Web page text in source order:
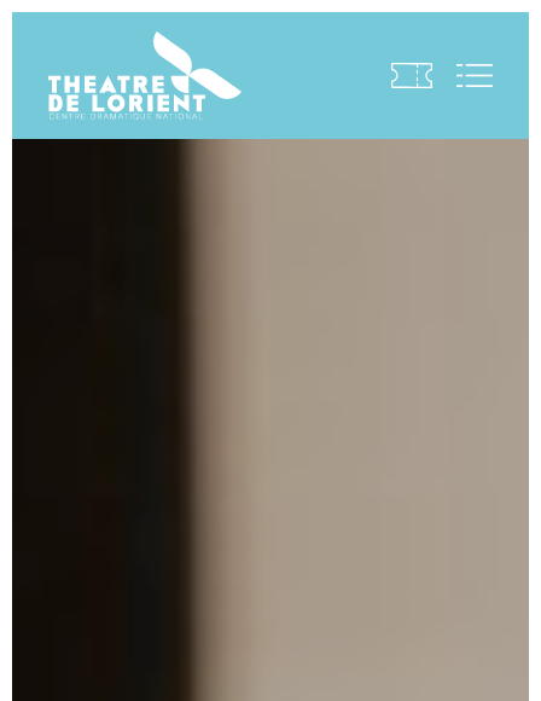
Visite virtuelle